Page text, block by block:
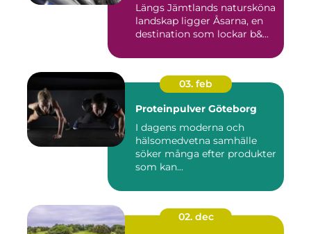
Längs Jämtlands natursköna
landskap ligger Åsarna, en
destination som lockar b&...
03. feb
Proteinpulver Göteborg
I dagens moderna och
hälsomedvetna samhälle
söker många efter produkter
som kan...
02. dec